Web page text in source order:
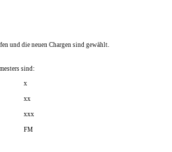
und die neuen Chargen sind gewählt.
sind:
x
xx
xxx
FM